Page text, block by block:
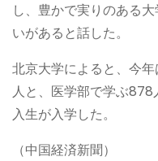
し、豊かで実りのある
いがあると話した。
北京大学によると、今
人と、医学部で学ぶ
入生が入学した。
（中国経済新聞）